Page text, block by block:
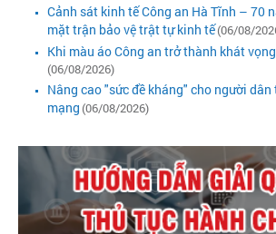
Cảnh sát kinh tế Công an Hà Tĩnh – 70
mặt trận bảo vệ trật tự kinh tế(06/08/
Khi màu áo Công an trở thành khát
(06/08/2026)
Nâng cao "sức đề kháng" cho người
mạng (06/08/2026)